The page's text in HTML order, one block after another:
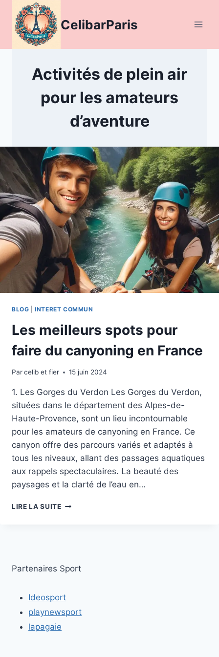
contenu
CelibarParis
Activités de plein air
pour les amateurs
d’aventure
BLOG |INTERET COMMUN
Les meilleurs spots pour
faire du canyoning en France
Parcelib et fier 15 juin 2024
1. Les Gorges du Verdon Les Gorges du Verdon,
situées dans le département des Alpes-de-
Haute-Provence, sont un lieu incontournable
pour les amateurs de canyoning en France. Ce
canyon offre des parcours variés et adaptés à
tous les niveaux, allant des passages aquatiques
aux rappels spectaculaires. La beauté des
paysages et la clarté de l’eau en…
LIRE LA SUITELES
CANYONING
EN
Partenaires Sport
Ideosport
playnewsport
lapagaie